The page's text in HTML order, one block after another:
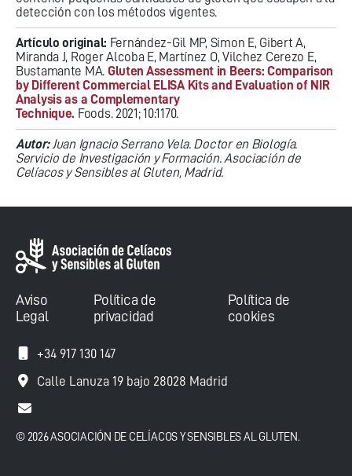
detección con los métodos vigentes.
Artículo original: Fernández-Gil MP, Simon E, Gibert A,
Miranda J, Roger Alcoba E, Martínez O, Vilchez Cerezo E,
Bustamante MA. Gluten Assessment in Beers: Comparison
by Different Commercial ELISA Kits and Evaluation of NIR
Analysis as a Complementary
Technique. Foods. 2021; 10:1170.
Autor:Juan Ignacio Serrano Vela. Doctor en Biología.
Servicio de Investigación y Formación. Asociación de
Celíacos y Sensibles al Gluten, Madrid.
Aviso
Legal
Política de
privacidad
Política de
cookies
+34 917 130 147
Calle Lanuza 19 bajo 28028 Madrid
© 2026 ASOCIACIÓN DE CELÍACOS Y SENSIBLES AL GLUTEN.